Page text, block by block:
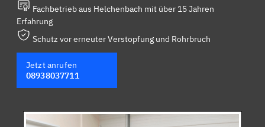
Fachbetrieb aus Helchenbach mit über 15 Jahren
Erfahrung
Schutz vor erneuter Verstopfung und Rohrbruch
Jetzt anrufen
08938037711